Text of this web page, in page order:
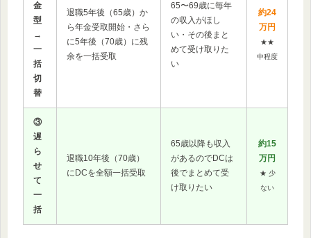
金
型
→
一
括
切
替
退職5年後（65歳）か
ら年金受取開始・さら
に5年後（70歳）に残
余を一括受取
65〜69歳に毎年
の収入がほし
い・その後まと
めて受け取りた
い
約24
万円
★★
中程度
③
遅
ら
せ
て
一
括
退職10年後（70歳）
にDCを全額一括受取
65歳以降も収入
があるのでDCは
後でまとめて受
け取りたい
約15
万円
★ 少
ない